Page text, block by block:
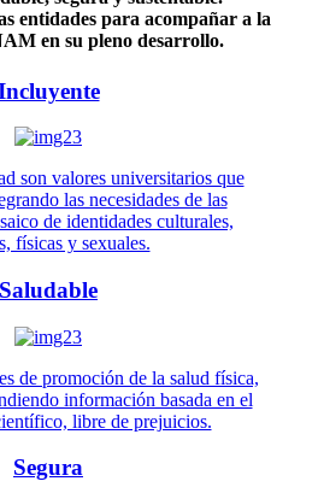
entidades para acompañar a la
en su pleno desarrollo.
son valores universitarios que
las necesidades de las
de identidades culturales,
físicas y sexuales.
Saludable
de promoción de la salud física,
información basada en el
libre de prejuicios.
Segura